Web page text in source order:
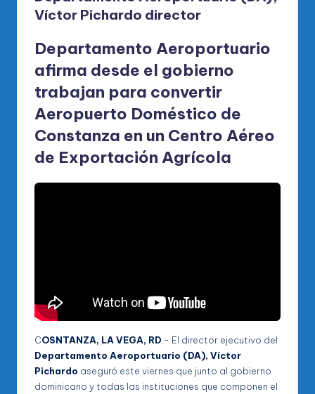
Víctor Pichardo director
Departamento Aeroportuario
afirma desde el gobierno
trabajan para convertir
Aeropuerto Doméstico de
Constanza en un Centro Aéreo
de Exportación Agrícola
COSNTANZA, LA VEGA, RD .- El director ejecutivo del
Departamento Aeroportuario (DA), Víctor
Pichardo aseguró este viernes que junto al gobierno
dominicano y todas las instituciones que componen el